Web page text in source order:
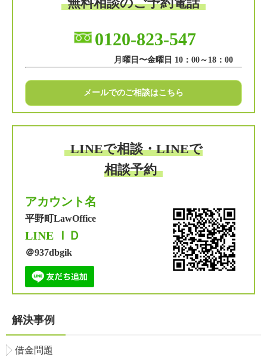
0120-823-547
月曜日〜金曜日 10：00～18：00
メールでのご相談はこちら
LINEで相談・LINEで
相談予約
アカウント名
平野町LawOffice
LINE ＩＤ
＠937dbgik
解決事例
借金問題